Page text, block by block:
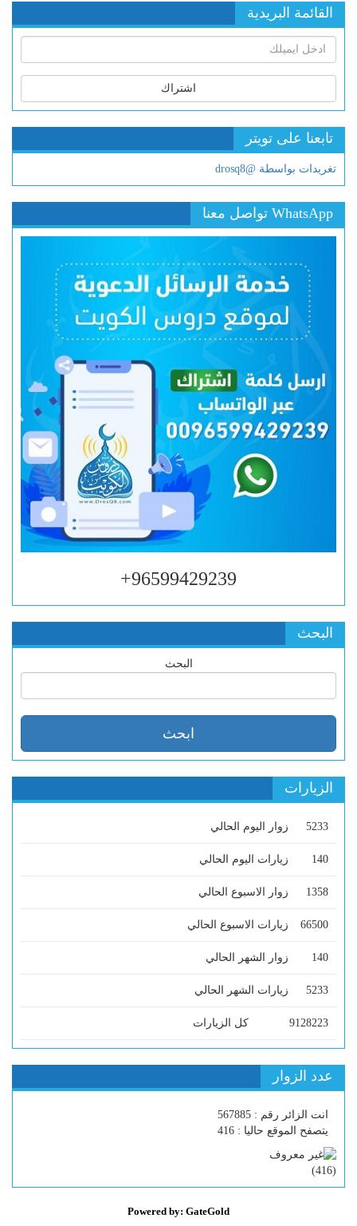
القائمة البريدية
اشتراك
تابعنا على تويتر
تغريدات بواسطة @drosq8
WhatsApp تواصل معنا
96599429239+
البحث
البحث
الزيارات
5233 زوار اليوم الحالي
140 زيارات اليوم الحالي
1358 زوار الاسبوع الحالي
66500 زيارات الاسبوع الحالي
140 زوار الشهر الحالي
5233 زيارات الشهر الحالي
9128223 كل الزيارات
عدد الزوار
انت الزائر رقم : 567885
يتصفح الموقع حاليا : 416
(
416
)
Powered by: GateGold